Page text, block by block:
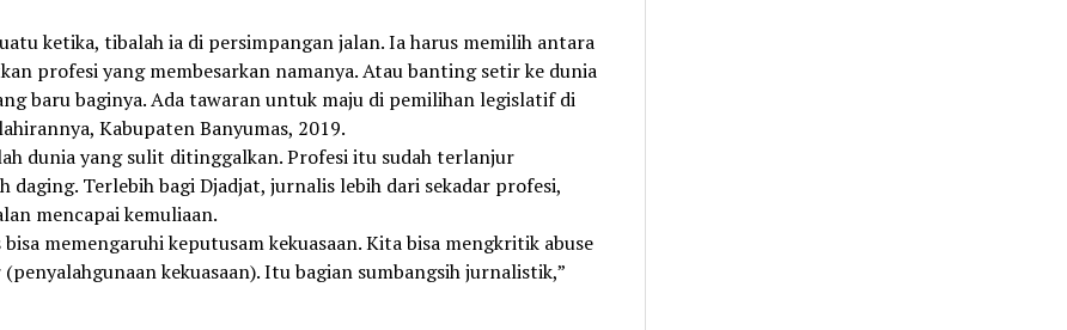
ketika, tibalah ia di persimpangan jalan. Ia harus memilih antara
profesi yang membesarkan namanya. Atau banting setir ke dunia
baru baginya. Ada tawaran untuk maju di pemilihan legislatif di
Kabupaten Banyumas, 2019.
dunia yang sulit ditinggalkan. Profesi itu sudah terlanjur
daging. Terlebih bagi Djadjat, jurnalis lebih dari sekadar profesi,
mencapai kemuliaan.
bisa memengaruhi keputusam kekuasaan. Kita bisa mengkritik abuse
kekuasaan). Itu bagian sumbangsih jurnalistik,”